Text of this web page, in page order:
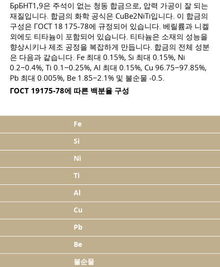
БрБНТ1,9은 주석이 없는 청동 합금으로, 압력 가공이 잘 되는
재질입니다. 합금의 화학 공식은 CuBe2NiTi입니다. 이 합금의
구성은 ГОСТ 18 175-78에 규정되어 있습니다. 베릴륨과 니켈
외에도 티타늄이 포함되어 있습니다. 티타늄은 소재의 성능을
향상시키나 제조 공정을 복잡하게 만듭니다. 합금의 전체 성분
은 다음과 같습니다. Fe 최대 0.15%, Si 최대 0.15%, Ni
0.2−0.4%, Ti 0.1−0.25%, Al 최대 0.15%, Cu 96.75−97.85%,
Pb 최대 0.005%, Be 1.85−2.1% 및 불순물 -0.5.
ГОСТ 19175-78에 따른 백분율 구성
Fe
Si
Ni
Ti
Al
Cu
Pb
Be
불순물